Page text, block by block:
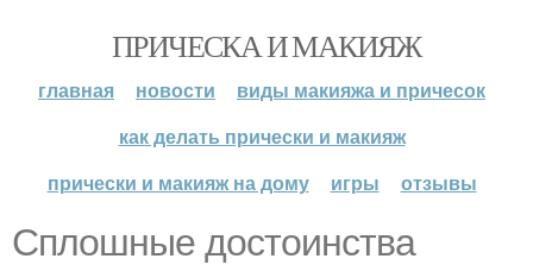
ПРИЧЕСКА И МАКИЯЖ
главная новости
виды макияжа и причесок
как делать прически и макияж
прически и макияж на дому
игры отзывы
Сплошные достоинства